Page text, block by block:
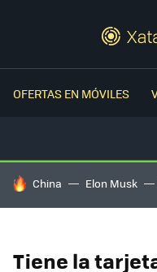
OFERTAS EN MÓVILES
HOY SE HABLA DE
China Elon Musk
Tiene la